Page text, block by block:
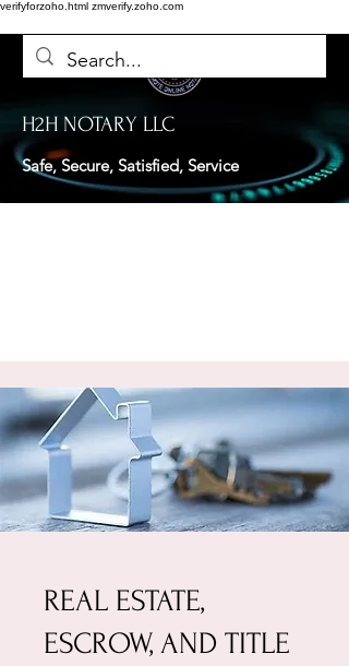
verifyforzoho.html zmverify.zoho.com
H2H NOTARY LLC
Safe, Secure, Satisfied, Service
REAL ESTATE,
ESCROW, AND TITLE